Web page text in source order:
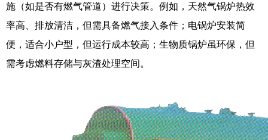
施（如是否有燃气管道）进行决策。例如，天然气锅炉热效
率高、排放清洁，但需具备燃气接入条件；电锅炉安装简
便，适合小户型，但运行成本较高；生物质锅炉虽环保，但
需考虑燃料存储与灰渣处理空间。